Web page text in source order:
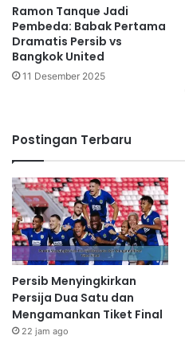
Ramon Tanque Jadi
Pembeda: Babak Pertama
Dramatis Persib vs
Bangkok United
11 Desember 2025
Postingan Terbaru
Persib Menyingkirkan
Persija Dua Satu dan
Mengamankan Tiket Final
22 jam ago